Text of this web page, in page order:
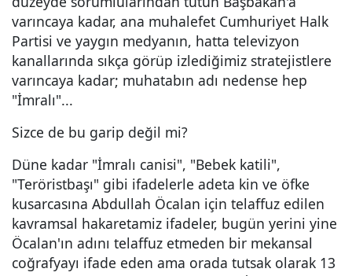
varıncaya kadar, ana muhalefet Cumhuriyet Halk
Partisi ve yaygın medyanın, hatta televizyon
kanallarında sıkça görüp izlediğimiz stratejistlere
varıncaya kadar; muhatabın adı nedense hep
"İmralı"...
Sizce de bu garip değil mi?
Düne kadar "İmralı canisi", "Bebek katili",
"Teröristbaşı" gibi ifadelerle adeta kin ve öfke
kusarcasına Abdullah Öcalan için telaffuz edilen
kavramsal hakaretamiz ifadeler, bugün yerini yine
Öcalan'ın adını telaffuz etmeden bir mekansal
coğrafyayı ifade eden ama orada tutsak olarak 13